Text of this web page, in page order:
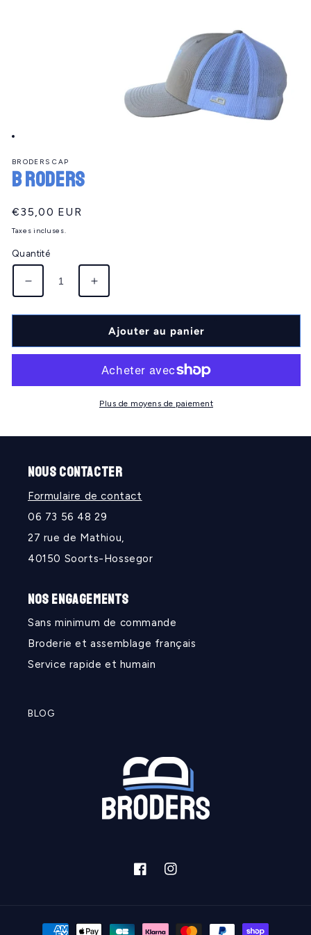
média
1
dans
modale
BRODERS CAP
B roders
Prix
habituel
€35,00 EUR
Taxes incluses.
Quantité
Réduire
la
quantité
B
Augmenter
la
quantité
B
Ajouter au panier
Plus de moyens de paiement
NOUS CONTACTER
Formulaire de contact
06 73 56 48 29
27 rue de Mathiou,
40150 Soorts-Hossegor
NOS ENGAGEMENTS
Sans minimum de commande
Broderie et assemblage français
Service rapide et humain
BLOG
FacebookInstagram
Moyens